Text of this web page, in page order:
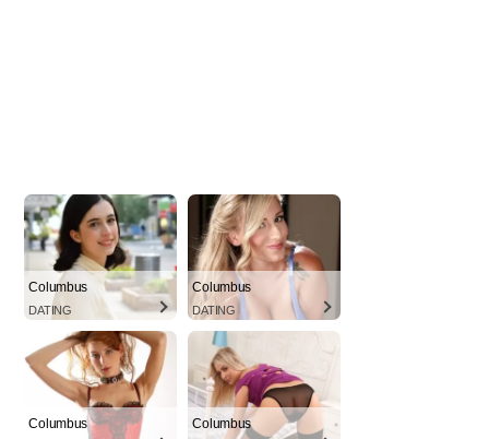
Columbus
DATING
Columbus
DATING
Columbus Columbus